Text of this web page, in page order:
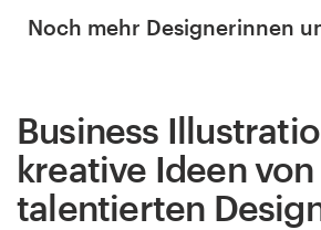
Noch mehr Designerinnen
Business
kreative Ideen von
talentierten